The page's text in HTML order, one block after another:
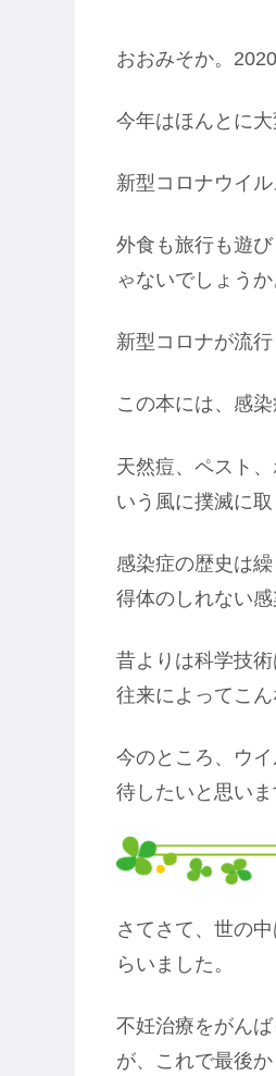
おおみそか。
今年はほんとに大
新型コロナウイ
外食も旅行も遊
ゃないでしょうか
新型コロナが流
この本には、感
天然痘、ペスト
いう風に撲滅に
感染症の歴史は
得体のしれない
昔よりは科学技
往来によってこ
今のところ、ウ
待したいと思いま
さてさて、世の
らいました。
不妊治療をがん
が、これで最後